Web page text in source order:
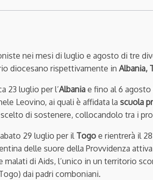
nei mesi di luglio e agosto di tre
diocesano rispettivamente in Albania,
23 luglio per l’Albania e fino al 6 agosto
Leovino, ai quali è affidata la scuola
di sostenere, collocandolo tra i
29 luglio per il Togo e rientrerà il
delle suore della Provvidenza attiva
di Aids, l’unico in un territorio
dai padri comboniani.